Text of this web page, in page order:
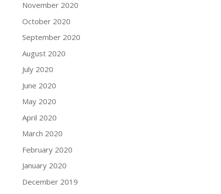
November 2020
October 2020
September 2020
August 2020
July 2020
June 2020
May 2020
April 2020
March 2020
February 2020
January 2020
December 2019